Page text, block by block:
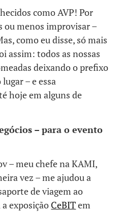
como AVP! Por
ou menos improvisar –
como eu disse, só mais
assim: todos as nossas
deixando o prefixo
lugar – e essa
hoje em alguns de
– para o evento
– meu chefe na KAMI,
vez – me ajudou a
de viagem ao
exposição CeBITem